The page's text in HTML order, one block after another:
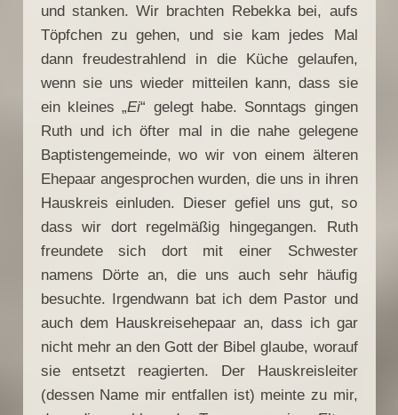
und stanken. Wir brachten Rebekka bei, aufs
Töpfchen zu gehen, und sie kam jedes Mal
dann freudestrahlend in die Küche gelaufen,
wenn sie uns wieder mitteilen kann, dass sie
ein kleines „Ei“ gelegt habe. Sonntags gingen
Ruth und ich öfter mal in die nahe gelegene
Baptistengemeinde, wo wir von einem älteren
Ehepaar angesprochen wurden, die uns in ihren
Hauskreis einluden. Dieser gefiel uns gut, so
dass wir dort regelmäßig hingegangen. Ruth
freundete sich dort mit einer Schwester
namens Dörte an, die uns auch sehr häufig
besuchte. Irgendwann bat ich dem Pastor und
auch dem Hauskreisehepaar an, dass ich gar
nicht mehr an den Gott der Bibel glaube, worauf
sie entsetzt reagierten. Der Hauskreisleiter
(dessen Name mir entfallen ist) meinte zu mir,